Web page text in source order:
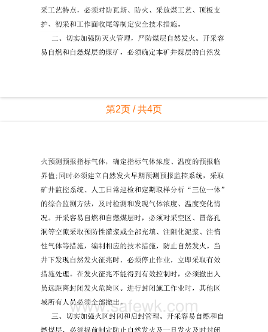
第2页 / 共4页